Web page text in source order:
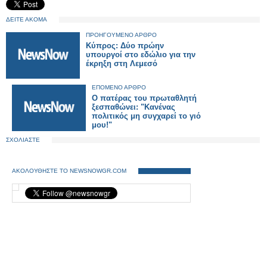
ΔΕΙΤΕ ΑΚΟΜΑ
ΠΡΟΗΓΟΥΜΕΝΟ ΑΡΘΡΟ
Κύπρος: Δύο πρώην
υπουργοί στο εδώλιο για την
έκρηξη στη Λεμεσό
ΕΠΟΜΕΝΟ ΑΡΘΡΟ
Ο πατέρας του πρωταθλητή
ξεσπαθώνει: "Κανένας
πολιτικός μη συγχαρεί το γιό
μου!"
ΣΧΟΛΙΑΣΤΕ
ΑΚΟΛΟΥΘΗΣΤΕ ΤΟ NEWSNOWGR.COM